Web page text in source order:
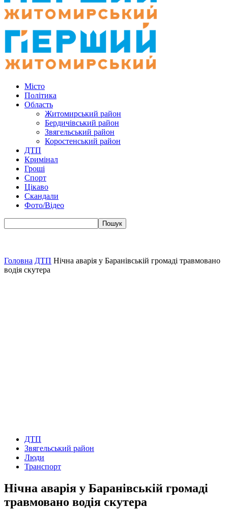
Місто
Політика
Область
Житомирський район
Бердичівський район
Звягельський район
Коростенський район
ДТП
Кримінал
Гроші
Спорт
Цікаво
Скандали
Фото/Відео
Головна ДТП Нічна аварія у Баранівській громаді травмовано
водія скутера
ДТП
Звягельський район
Люди
Транспорт
Нічна аварія у Баранівській громаді
травмовано водія скутера